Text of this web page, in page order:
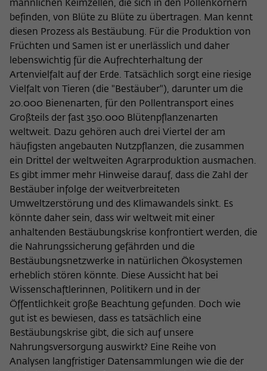
männlichen Keimzellen, die sich in den Pollenkörnern
befinden, von Blüte zu Blüte zu übertragen. Man kennt
diesen Prozess als Bestäubung. Für die Produktion von
Früchten und Samen ist er unerlässlich und daher
lebenswichtig für die Aufrechterhaltung der
Artenvielfalt auf der Erde. Tatsächlich sorgt eine riesige
Vielfalt von Tieren (die "Bestäuber"), darunter um die
20.000 Bienenarten, für den Pollentransport eines
Großteils der fast 350.000 Blütenpflanzenarten
weltweit. Dazu gehören auch drei Viertel der am
häufigsten angebauten Nutzpflanzen, die zusammen
ein Drittel der weltweiten Agrarproduktion ausmachen.
Es gibt immer mehr Hinweise darauf, dass die Zahl der
Bestäuber infolge der weitverbreiteten
Umweltzerstörung und des Klimawandels sinkt. Es
könnte daher sein, dass wir weltweit mit einer
anhaltenden Bestäubungskrise konfrontiert werden, die
die Nahrungssicherung gefährden und die
Bestäubungsnetzwerke in natürlichen Ökosystemen
erheblich stören könnte. Diese Aussicht hat bei
Wissenschaftlerinnen, Politikern und in der
Öffentlichkeit große Beachtung gefunden. Doch wie
gut ist es bewiesen, dass es tatsächlich eine
Bestäubungskrise gibt, die sich auf unsere
Nahrungsversorgung auswirkt? Eine Reihe von
Analysen langfristiger Datensammlungen wie die der